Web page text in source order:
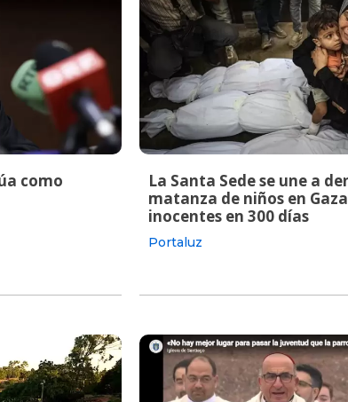
como
La Santa Sede se une a
matanza de niños en
inocentes en 300 días
Portaluz